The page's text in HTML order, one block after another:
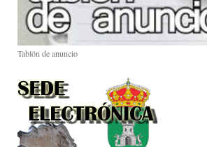
Tablón de anuncio